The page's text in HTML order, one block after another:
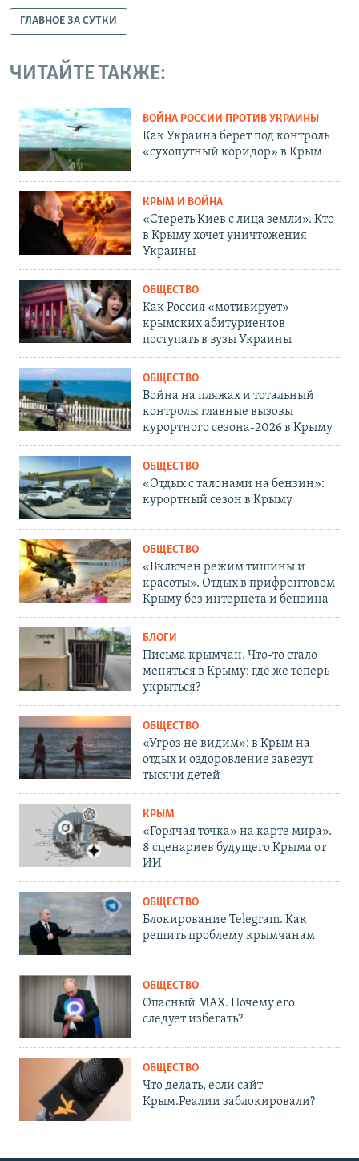
ГЛАВНОЕ ЗА СУТКИ
ЧИТАЙТЕ ТАКЖЕ:
ВОЙНА РОССИИ ПРОТИВ УКРАИНЫ
Как Украина берет под контроль
«сухопутный коридор» в Крым
КРЫМ И ВОЙНА
«Стереть Киев с лица земли». Кто
в Крыму хочет уничтожения
Украины
ОБЩЕСТВО
Как Россия «мотивирует»
крымских абитуриентов
поступать в вузы Украины
ОБЩЕСТВО
Война на пляжах и тотальный
контроль: главные вызовы
курортного сезона-2026 в Крыму
ОБЩЕСТВО
«Отдых с талонами на бензин»:
курортный сезон в Крыму
ОБЩЕСТВО
«Включен режим тишины и
красоты». Отдых в прифронтовом
Крыму без интернета и бензина
БЛОГИ
Письма крымчан. Что-то стало
меняться в Крыму: где же теперь
укрыться?
ОБЩЕСТВО
«Угроз не видим»: в Крым на
отдых и оздоровление завезут
тысячи детей
КРЫМ
«Горячая точка» на карте мира».
8 сценариев будущего Крыма от
ИИ
ОБЩЕСТВО
Блокирование Telegram. Как
решить проблему крымчанам
ОБЩЕСТВО
Опасный MAX. Почему его
следует избегать?
ОБЩЕСТВО
Что делать, если сайт
Крым.Реалии заблокировали?